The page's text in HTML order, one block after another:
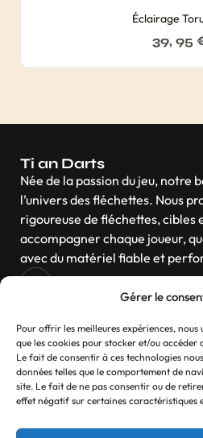
Gérer le
Pour offrir les meilleures expériences,
que les cookies pour stocker et/ou
Le fait de consentir à ces technologies
données telles que le comportement de
site. Le fait de ne pas consentir ou de
effet négatif sur certaines caractéristiques
Éclairage
39, 95
Ti an Darts
Née de la passion du jeu, notre
l’univers des fléchettes. Nous
rigoureuse de fléchettes, cibles
accompagner chaque joueur,
avec du matériel fiable et
Navigation
Contactez-nous